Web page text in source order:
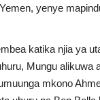
yenye
katika njia ya
Mungu alikuwa
mkono